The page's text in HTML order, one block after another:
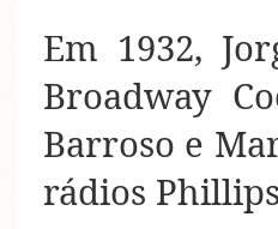
Em 1932,
Broadway
Barroso e
rádios